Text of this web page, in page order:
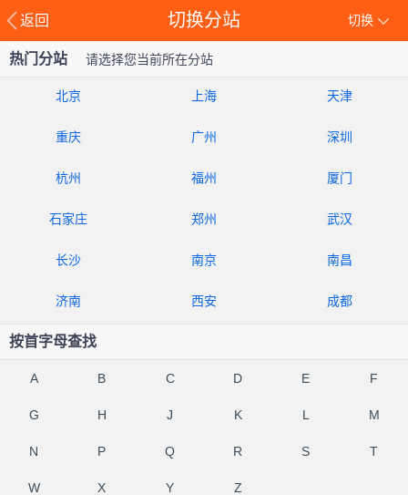
返回 切换
切换分站
热门分站 请选择您当前所在分站
北京 上海 天津
重庆 广州 深圳
杭州 福州 厦门
石家庄 郑州 武汉
长沙 南京 南昌
济南 西安 成都
按首字母查找
A B C D E F
G H J K L M
N P Q R S T
W X Y Z